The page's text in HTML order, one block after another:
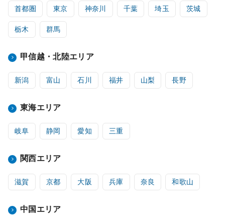
首都圏 東京 神奈川 千葉 埼玉 茨城
栃木 群馬
甲信越・北陸エリア
新潟 富山 石川 福井 山梨 長野
東海エリア
岐阜 静岡 愛知 三重
関西エリア
滋賀 京都 大阪 兵庫 奈良 和歌山
中国エリア